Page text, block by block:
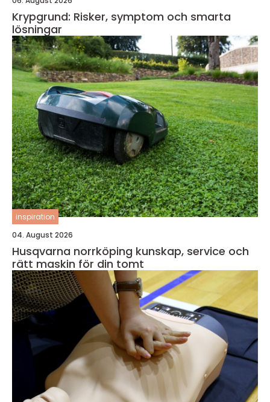
Krypgrund: Risker, symptom och smarta
lösningar
inspiration
04. August 2026
Husqvarna norrköping kunskap, service och
rätt maskin för din tomt